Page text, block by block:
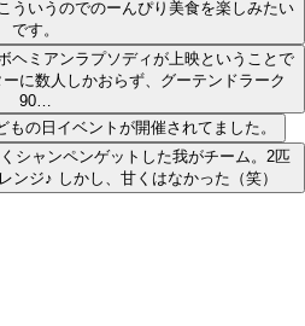
ういうのでのーんぴり美食を楽しみたい
です。
ヘミアンラプソディが上映ということで
に数人しかおらず、グーテンドラーク
90…
の日イベントが開催されてました。
シャンペンゲットした我がチーム。2匹
目のどじょうを狙って、チャレンジ♪ しかし、甘くはなかった（笑）